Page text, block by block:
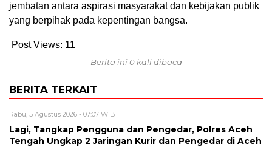
jembatan antara aspirasi masyarakat dan kebijakan publik
yang berpihak pada kepentingan bangsa.
Post Views: 11
Berita ini 0 kali dibaca
BERITA TERKAIT
Rabu, 5 Agustus 2026 - 07:07 WIB
Lagi, Tangkap Pengguna dan Pengedar, Polres Aceh
Tengah Ungkap 2 Jaringan Kurir dan Pengedar di Aceh